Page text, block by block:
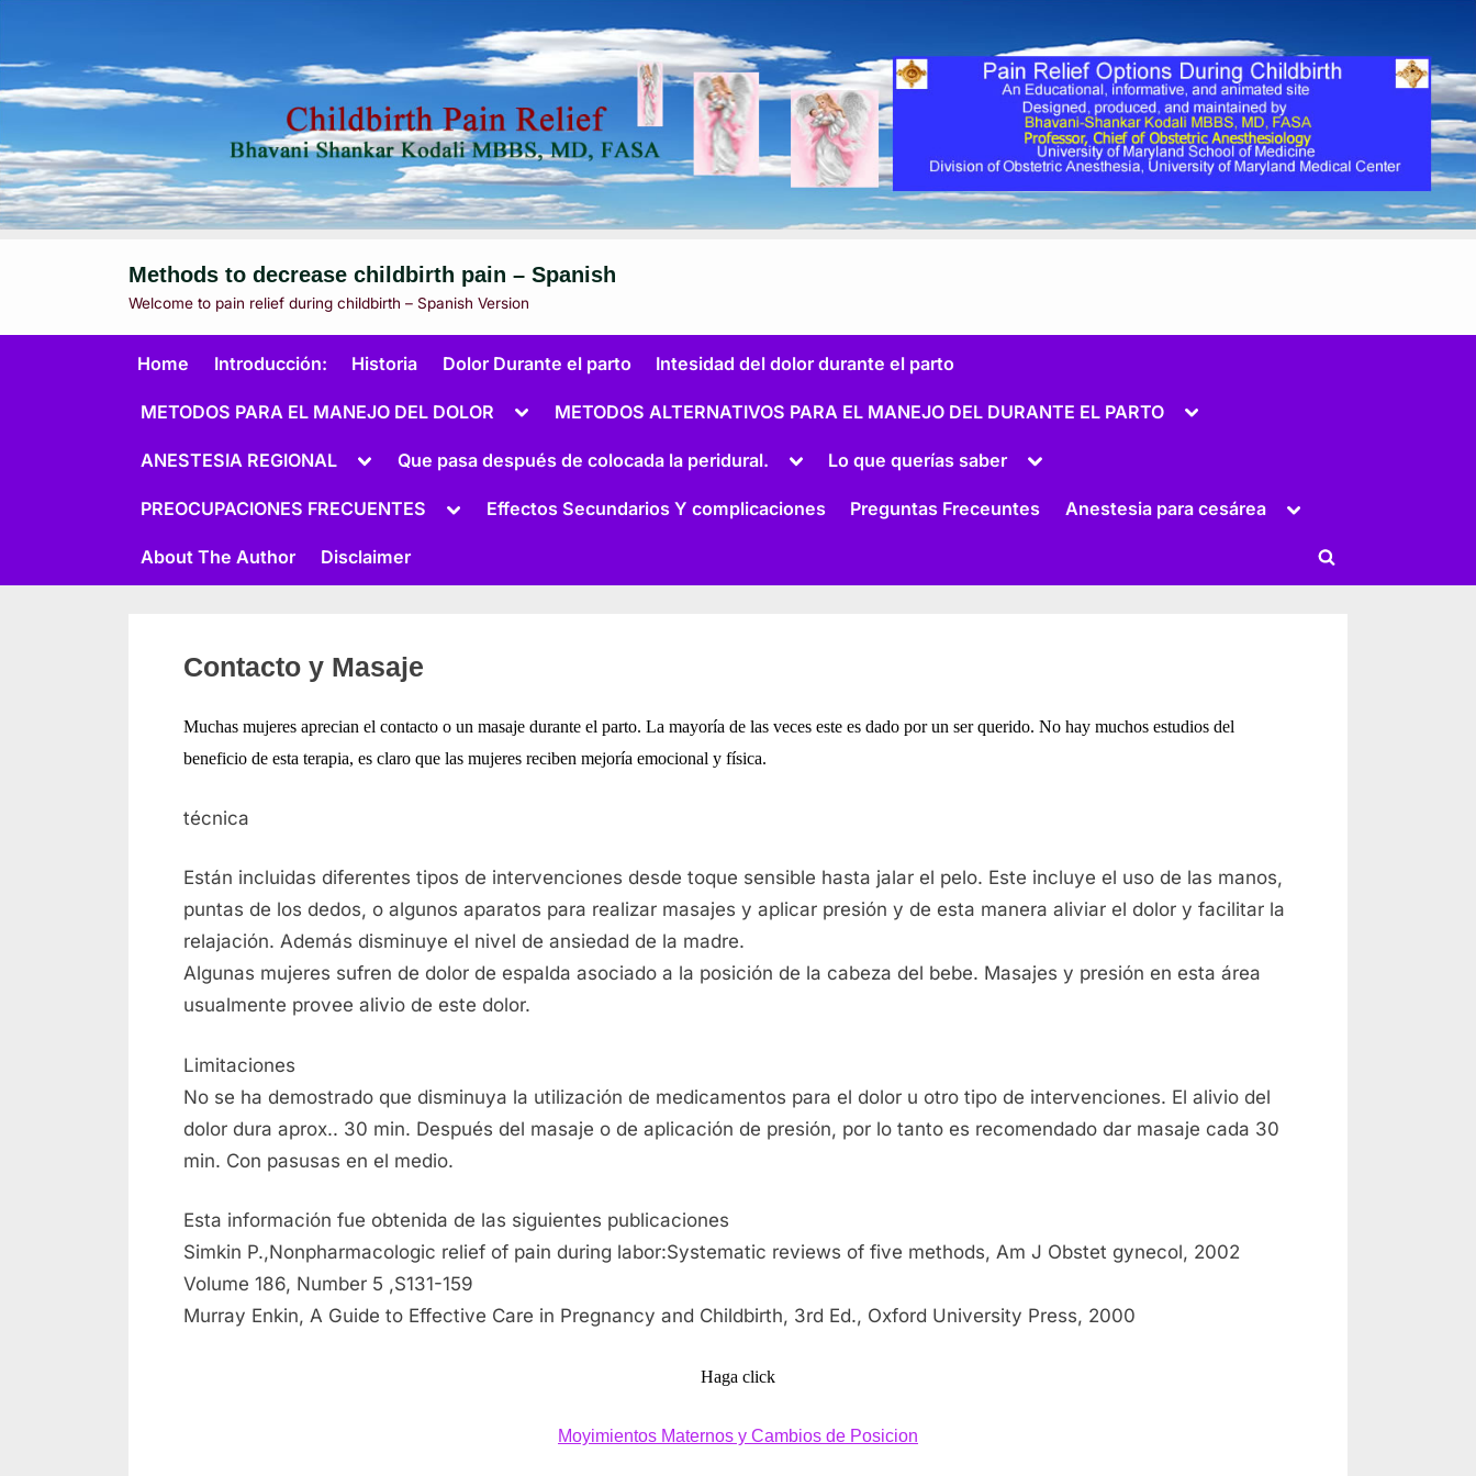
Methods to decrease childbirth pain – Spanish
Welcome to pain relief during childbirth – Spanish Version
Home Introducción: Historia Dolor Durante el parto Intesidad del dolor durante el parto
METODOS PARA EL MANEJO DEL DOLOR
Toggle
menu
METODOS ALTERNATIVOS PARA EL MANEJO DEL DURANTE EL PARTO
Toggle
ANESTESIA REGIONAL
ToggleQue pasa después de colocada la peridural.
ToggleLo que querías saber
Toggle
Toggle
sub-
menu
PREOCUPACIONES FRECUENTES
ToggleEffectos Secundarios Y complicaciones Preguntas Freceuntes Anestesia para cesárea
Toggle
menu
About The Author Disclaimer
Toggle
Contacto y Masaje
Muchas mujeres aprecian el contacto o un masaje durante el parto. La mayoría de las veces este es dado por un ser querido. No hay muchos estudios del
beneficio de esta terapia, es claro que las mujeres reciben mejoría emocional y física.
técnica
Están incluidas diferentes tipos de intervenciones desde toque sensible hasta jalar el pelo. Este incluye el uso de las manos,
puntas de los dedos, o algunos aparatos para realizar masajes y aplicar presión y de esta manera aliviar el dolor y facilitar la
relajación. Además disminuye el nivel de ansiedad de la madre.
Algunas mujeres sufren de dolor de espalda asociado a la posición de la cabeza del bebe. Masajes y presión en esta área
usualmente provee alivio de este dolor.
Limitaciones
No se ha demostrado que disminuya la utilización de medicamentos para el dolor u otro tipo de intervenciones. El alivio del
dolor dura aprox.. 30 min. Después del masaje o de aplicación de presión, por lo tanto es recomendado dar masaje cada 30
min. Con pasusas en el medio.
Esta información fue obtenida de las siguientes publicaciones
Simkin P.,Nonpharmacologic relief of pain during labor:Systematic reviews of five methods, Am J Obstet gynecol, 2002
Volume 186, Number 5 ,S131-159
Murray Enkin, A Guide to Effective Care in Pregnancy and Childbirth, 3rd Ed., Oxford University Press, 2000
Haga click
Moyimientos Maternos y Cambios de Posicion